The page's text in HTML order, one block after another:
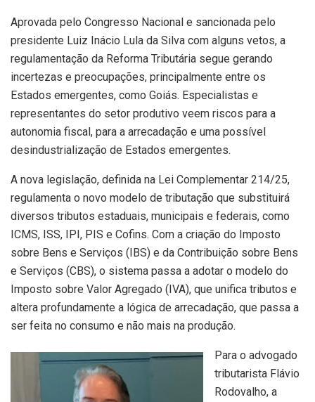
Aprovada pelo Congresso Nacional e sancionada pelo
presidente Luiz Inácio Lula da Silva com alguns vetos, a
regulamentação da Reforma Tributária segue gerando
incertezas e preocupações, principalmente entre os
Estados emergentes, como Goiás. Especialistas e
representantes do setor produtivo veem riscos para a
autonomia fiscal, para a arrecadação e uma possível
desindustrialização de Estados emergentes.
A nova legislação, definida na Lei Complementar 214/25,
regulamenta o novo modelo de tributação que substituirá
diversos tributos estaduais, municipais e federais, como
ICMS, ISS, IPI, PIS e Cofins. Com a criação do Imposto
sobre Bens e Serviços (IBS) e da Contribuição sobre Bens
e Serviços (CBS), o sistema passa a adotar o modelo do
Imposto sobre Valor Agregado (IVA), que unifica tributos e
altera profundamente a lógica de arrecadação, que passa a
ser feita no consumo e não mais na produção.
Para o advogado
tributarista Flávio
Rodovalho, a